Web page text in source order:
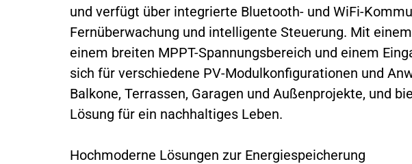
und verfügt über integrierte Bluetooth- und WiFi-
Fernüberwachung und intelligente Steuerung. Mit
einem breiten MPPT-Spannungsbereich und einem
sich für verschiedene PV-Modulkonfigurationen und
Balkone, Terrassen, Garagen und Außenprojekte, und
Lösung für ein nachhaltiges Leben.
Hochmoderne Lösungen zur Energiespeicherung